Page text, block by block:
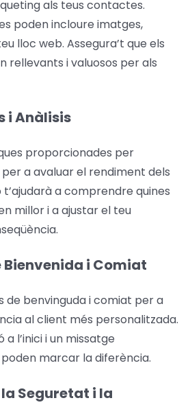
als teus contactes.
poden incloure imatges,
lloc web. Assegura’t que els
rellevants i valuosos per als
i Anàlisis
proporcionades per
a avaluar el rendiment dels
t’ajudarà a comprendre quines
millor i a ajustar el teu
Bienvenida i Comiat
de benvinguda i comiat per a
al client més personalitzada.
l’inici i un missatge
marcar la diferència.
Seguretat i la